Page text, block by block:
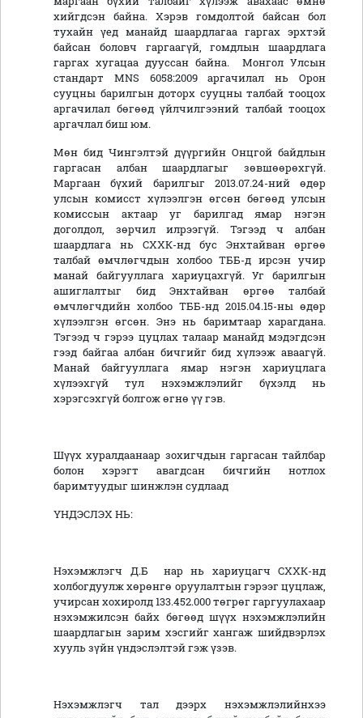
хийгдсэн байна. Хэрэв гомдолтой байсан бол
тухайн үед манайд шаардлагаа гаргах эрхтэй
байсан боловч гаргаагүй, гомдлын шаардлага
гаргах хугацаа дууссан байна. Монгол Улсын
стандарт МNS 6058:2009 аргачилал нь Орон
сууцны барилгын доторх сууцны талбай тооцох
аргачилал бөгөөд үйлчилгээний талбай тооцох
аргачлал биш юм.
Мөн бид Чингэлтэй дүүргийн Онцгой байдлын
гаргасан албан шаардлагыг зөвшөөрөхгүй.
Маргаан бүхий барилгыг 2013.07.24-ний өдөр
улсын комисст хүлээлгэн өгсөн бөгөөд улсын
комиссын актаар уг барилгад ямар нэгэн
доголдол, зөрчил илрээгүй. Тэгээд ч албан
шаардлага нь СХХК-нд бус Энхтайван өргөө
талбай өмчлөгчдын холбоо ТББ-д ирсэн учир
манай байгууллага хариуцахгүй. Уг барилгын
ашиглалтыг бид Энхтайван өргөө талбай
өмчлөгчдийн холбоо ТББ-нд 2015.04.15-ны өдөр
хүлээлгэн өгсөн. Энэ нь баримтаар харагдана.
Тэгээд ч гэрээ цуцлах талаар манайд мэдэгдсэн
гээд байгаа албан бичгийг бид хүлээж аваагүй.
Манай байгууллага ямар нэгэн хариуцлага
хүлээхгүй тул нэхэмжлэлийг бүхэлд нь
хэрэгсэхгүй болгож өгнө үү гэв.
Шүүх хуралдаанаар зохигчдын гаргасан тайлбар
болон хэрэгт авагдсан бичгийн нотлох
баримтуудыг шинжлэн судлаад
ҮНДЭСЛЭХ НЬ:
Нэхэмжлэгч Д.Б нар нь хариуцагч СХХК-нд
холбогдуулж хөрөнгө оруулалтын гэрээг цуцлаж,
учирсан хохиролд 133.452.000 төгрөг гаргуулахаар
нэхэмжилсэн байх бөгөөд шүүх нэхэмжлэлийн
шаардлагын зарим хэсгийг хангаж шийдвэрлэх
хууль зүйн үндэслэлтэй гэж үзэв.
Нэхэмжлэгч тал дээрх нэхэмжлэлийнхээ